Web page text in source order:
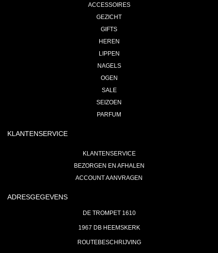
ACCESSOIRES
GEZICHT
GIFTS
HEREN
LIPPEN
NAGELS
OGEN
SALE
SEIZOEN
PARFUM
KLANTENSERVICE
KLANTENSERVICE
BEZORGEN EN AFHALEN
ACCOUNT AANVRAGEN
ADRESGEGEVENS
DE TROMPET 1610
1967 DB HEEMSKERK
ROUTEBESCHRIJVING